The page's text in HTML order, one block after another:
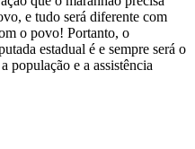
e tudo será diferente com
o povo! Portanto, o
estadual é e sempre será o
população e a assistência